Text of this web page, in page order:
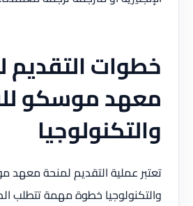
خطوات التقديم
معهد موسكو
والتكنولوجيا
تعتبر عملية التقديم لمنحة معهد
والتكنولوجيا خطوة مهمة تتطلب